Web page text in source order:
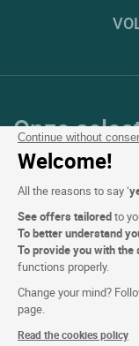
Continue without
Welcome!
All the reasons to say ‘
See offers tailoredto
To better understand
To provide you with
functions properly.
Change your mind?
page.
Read the cookies policy
Onze
Frankrijk
Top Landen
Topregio's
Top Steden
Top Hotels